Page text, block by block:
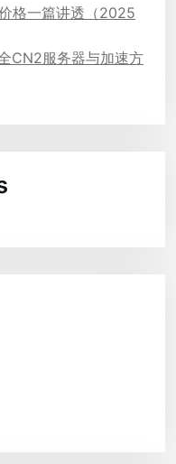
格一篇讲透（2025
CN2服务器与加速方